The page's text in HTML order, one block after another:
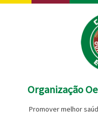
Passar
Organização
Promover melhor